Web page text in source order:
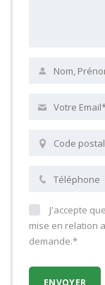
J'accepte
mise en relation
demande.*